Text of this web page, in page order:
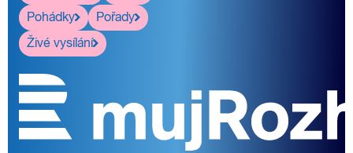
Pohádky
Pořady
Živé vysílání